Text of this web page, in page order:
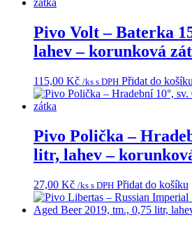
Pivo Volt – Baterka
lahev – korunková
115,00 Kč /ks s DPH Přidat do košíku
Pivo Polička –
litr, lahev –
27,00 Kč /ks s DPH Přidat do košíku